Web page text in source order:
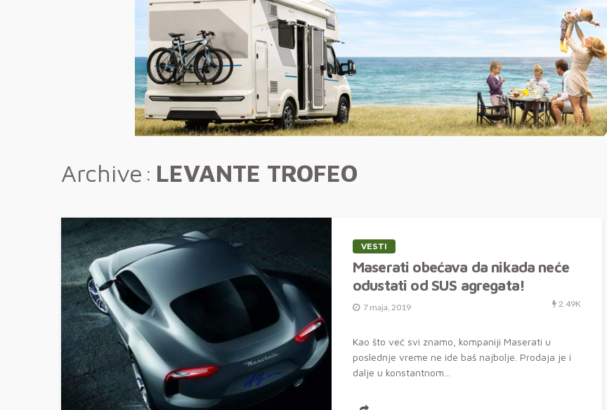
Archive LEVANTE TROFEO
VESTI
Maserati obećava da nikada neće
odustati od SUS agregata!
7 maja, 2019 2.49K
Kao što već svi znamo, kompaniji Maserati u
poslednje vreme ne ide baš najbolje. Prodaja je i
dalje u konstantnom...